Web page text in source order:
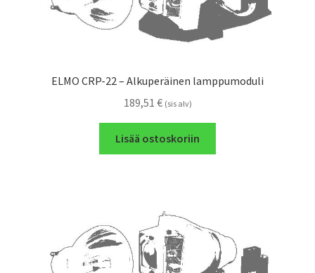
ELMO CRP-22 – Alkuperäinen lamppumoduli
189,51 € (sis alv)
Lisää ostoskoriin